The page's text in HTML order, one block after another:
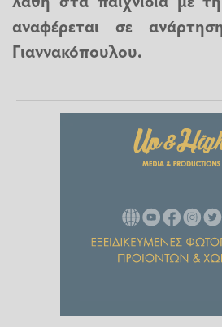
αναφέρεται σε
Γιαννακόπουλου.